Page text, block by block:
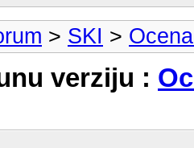
> SKI >
verziju :